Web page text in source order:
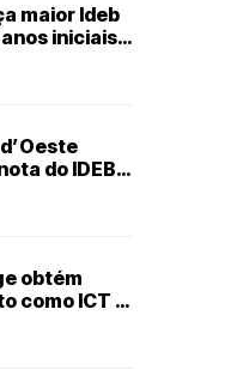
maior Ideb
iniciais;
avançam
do IDEB
obtém
como ICT e
pesquisa